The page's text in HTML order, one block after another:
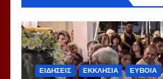
ΕΙΔΗΣΕΙΣ ΕΚΚΛΗΣΙΑ ΕΥΒΟΙΑ